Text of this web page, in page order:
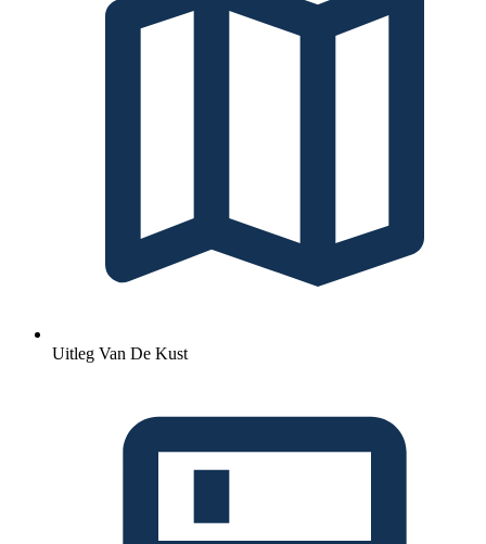
Uitleg Van De Kust